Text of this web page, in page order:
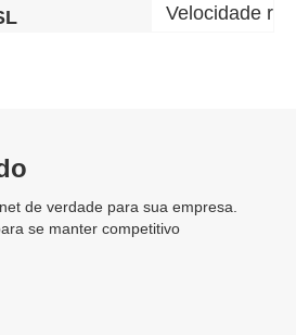
Velocidade
de verdade para sua empresa.
se manter competitivo